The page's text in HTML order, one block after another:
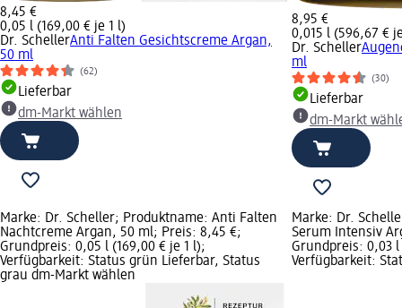
8,45 €
0,05 l (169,00 € je 1 l)
Dr. SchellerAnti Falten Gesichtscreme Argan,
50 ml
(62)
Lieferbar
dm-Markt wählen
8,95 €
0,015 l (596,67 €
Dr. Scheller
ml
(30)
Lieferbar
dm-Markt
Marke: Dr. Scheller; Produktname: Anti Falten
Nachtcreme Argan, 50 ml; Preis: 8,45 €;
Grundpreis: 0,05 l (169,00 € je 1 l);
Verfügbarkeit: Status grün Lieferbar, Status
grau dm-Markt wählen
Marke: Dr.
Serum Intensiv
Grundpreis: 0,03 l
Verfügbarkeit: